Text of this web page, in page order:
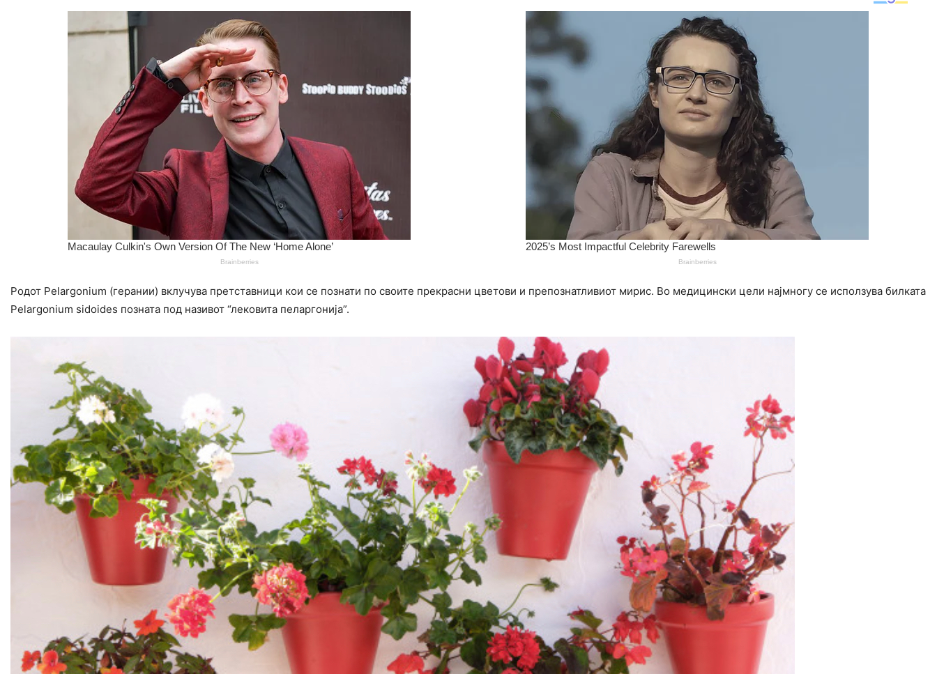
Родот Pelargonium (герании) вклучува претставници кои се познати по своите прекрасни цветови и препознатливиот мирис. Во медицински цели најмногу се исползува билката
Pelargonium sidoides позната под називот “лековита пеларгoнија”.